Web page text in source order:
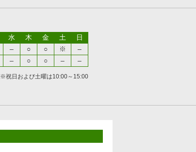
水 木 金 土
日
– ○ ○ ※
–
– ○ ○ – –
※祝日および土曜は10:00～15:00